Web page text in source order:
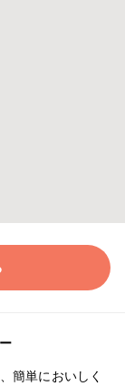
簡単においしく